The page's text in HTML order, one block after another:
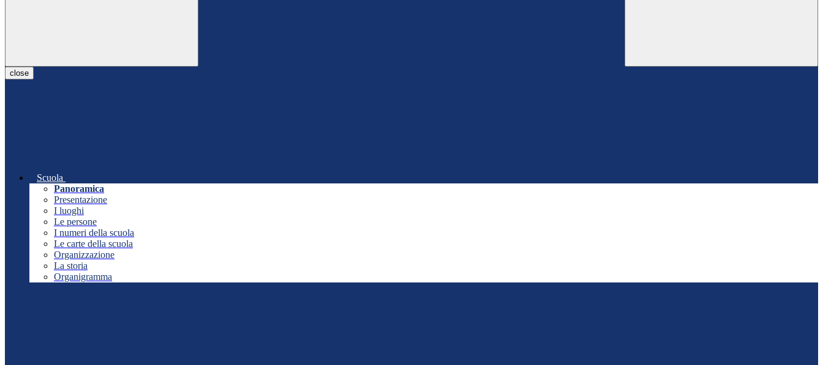
close
Scuola
Panoramica
Presentazione
I luoghi
Le persone
I numeri della scuola
Le carte della scuola
Organizzazione
La storia
Organigramma